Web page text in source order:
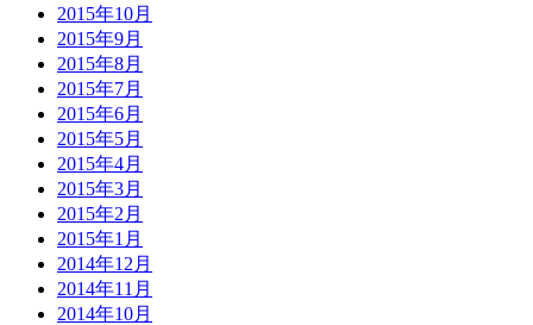
2015年10月
2015年9月
2015年8月
2015年7月
2015年6月
2015年5月
2015年4月
2015年3月
2015年2月
2015年1月
2014年12月
2014年11月
2014年10月